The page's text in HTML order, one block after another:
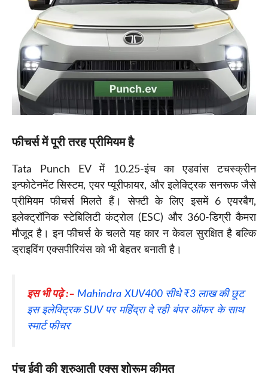
फीचर्स में पूरी तरह प्रीमियम है
Tata Punch EV में 10.25-इंच का एडवांस टचस्क्रीन
इन्फोटेनमेंट सिस्टम, एयर प्यूरीफायर, और इलेक्ट्रिक सनरूफ जैसे
प्रीमियम फीचर्स मिलते हैं। सेफ्टी के लिए इसमें 6 एयरबैग,
इलेक्ट्रॉनिक स्टेबिलिटी कंट्रोल (ESC) और 360-डिग्री कैमरा
मौजूद है। इन फीचर्स के चलते यह कार न केवल सुरक्षित है बल्कि
ड्राइविंग एक्सपीरियंस को भी बेहतर बनाती है।
इस भी पढ़े :– Mahindra XUV400 सीधे ₹3 लाख की छूट
इस इलेक्ट्रिक SUV पर महिंद्रा दे रही बंपर ऑफर के साथ
स्मार्ट फीचर
पंच ईवी की शुरुआती एक्स शोरूम कीमत